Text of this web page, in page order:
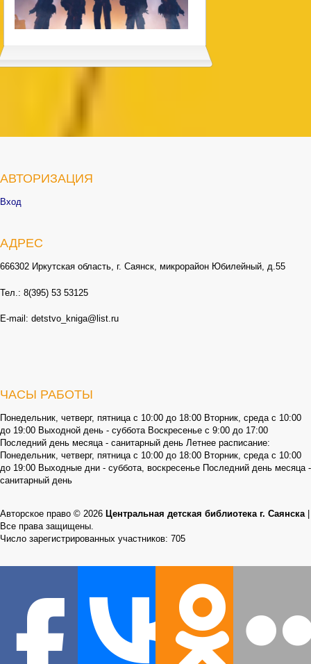
АВТОРИЗАЦИЯ
Вход
АДРЕС
666302 Иркутская область, г. Саянск, микрорайон Юбилейный, д.55
Тел.: 8(395) 53 53125
E-mail: detstvo_kniga@list.ru
ЧАСЫ РАБОТЫ
Понедельник, четверг, пятница с 10:00 до 18:00 Вторник, среда с 10:00
до 19:00 Выходной день - суббота Воскресенье с 9:00 до 17:00
Последний день месяца - санитарный день Летнее расписание:
Понедельник, четверг, пятница с 10:00 до 18:00 Вторник, среда с 10:00
до 19:00 Выходные дни - суббота, воскресенье Последний день месяца -
санитарный день
Авторское право © 2026 Центральная детская библиотека г. Саянска |
Все права защищены.
Число зарегистрированных участников: 705